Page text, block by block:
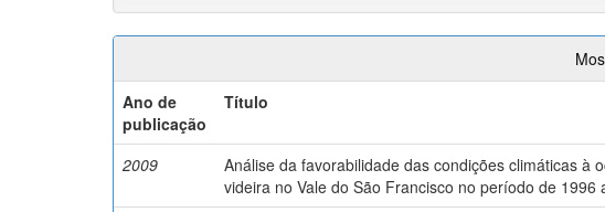
Ano de
publicação
Título
2009
Análise da favorabilidade das condições climáticas à
videira no Vale do São Francisco no período de 1996